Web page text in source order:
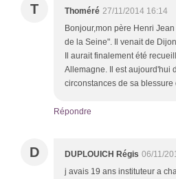
T Thoméré 27/11/2014 16:14
Bonjour,mon père Henri
de la Seine". Il venait de
Il aurait finalement été
Allemagne. Il est aujourd'hui
circonstances de sa
Répondre
D DUPLOUICH Régis 06/11/
j avais 19 ans instituteur a